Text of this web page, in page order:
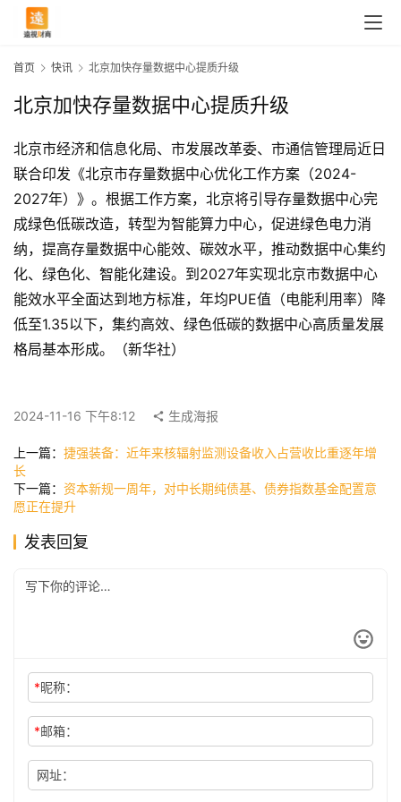
首
页
快
公
司
科
技
首页 快讯 北京加快存量数据中心提质升级
北京加快存量数据中心提质升级
北京市经济和信息化局、市发展改革委、市通信管理局近日
联合印发《北京市存量数据中心优化工作方案（2024-
2027年）》。根据工作方案，北京将引导存量数据中心完
成绿色低碳改造，转型为智能算力中心，促进绿色电力消
纳，提高存量数据中心能效、碳效水平，推动数据中心集约
化、绿色化、智能化建设。到2027年实现北京市数据中心
能效水平全面达到地方标准，年均PUE值（电能利用率）降
低至1.35以下，集约高效、绿色低碳的数据中心高质量发展
格局基本形成。（新华社）
2024-11-16 下午8:12 生成海报
上一篇： 捷强装备：近年来核辐射监测设备收入占营收比重逐年增
长
下一篇： 资本新规一周年，对中长期纯债基、债券指数基金配置意
愿正在提升
发表回复
*昵称：
*邮箱：
网址：